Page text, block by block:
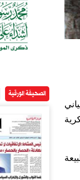
الصحيفة الورقية